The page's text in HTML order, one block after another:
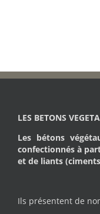
LES BETONS
Les bétons
confectionnés à
et de liants
Ils présentent de